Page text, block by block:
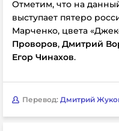
Отметим, что на
выступает пятеро
Марченко, цвета
Проворов, Дмитрий
Егор Чинахов.
Перевод: Дмитрий